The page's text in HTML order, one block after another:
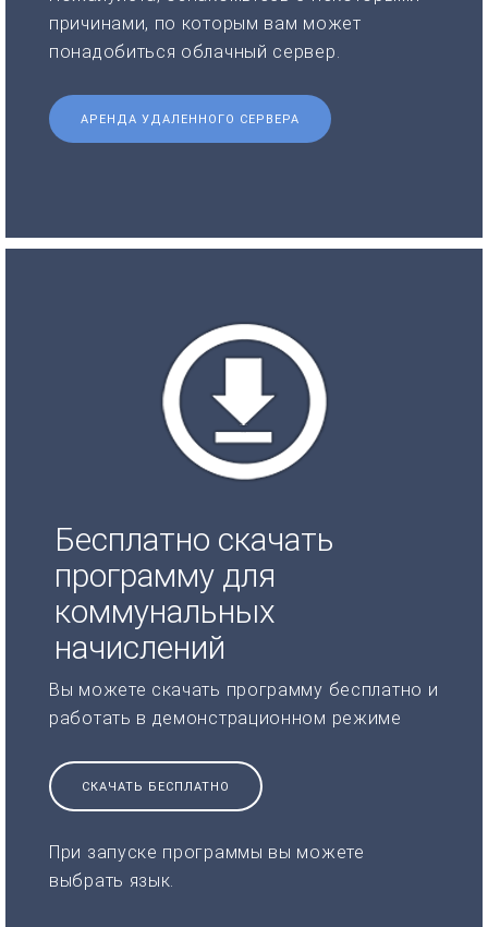
причинами, по которым вам может
понадобиться облачный сервер.
АРЕНДА УДАЛЕННОГО СЕРВЕРА
Бесплатно скачать
программу для
коммунальных
начислений
Вы можете скачать программу бесплатно и
работать в демонстрационном режиме
СКАЧАТЬ БЕСПЛАТНО
При запуске программы вы можете
выбрать язык.